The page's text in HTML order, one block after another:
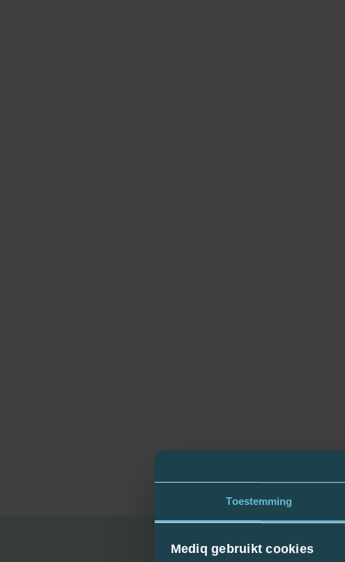
Toestemming
Mediq gebruikt cookies